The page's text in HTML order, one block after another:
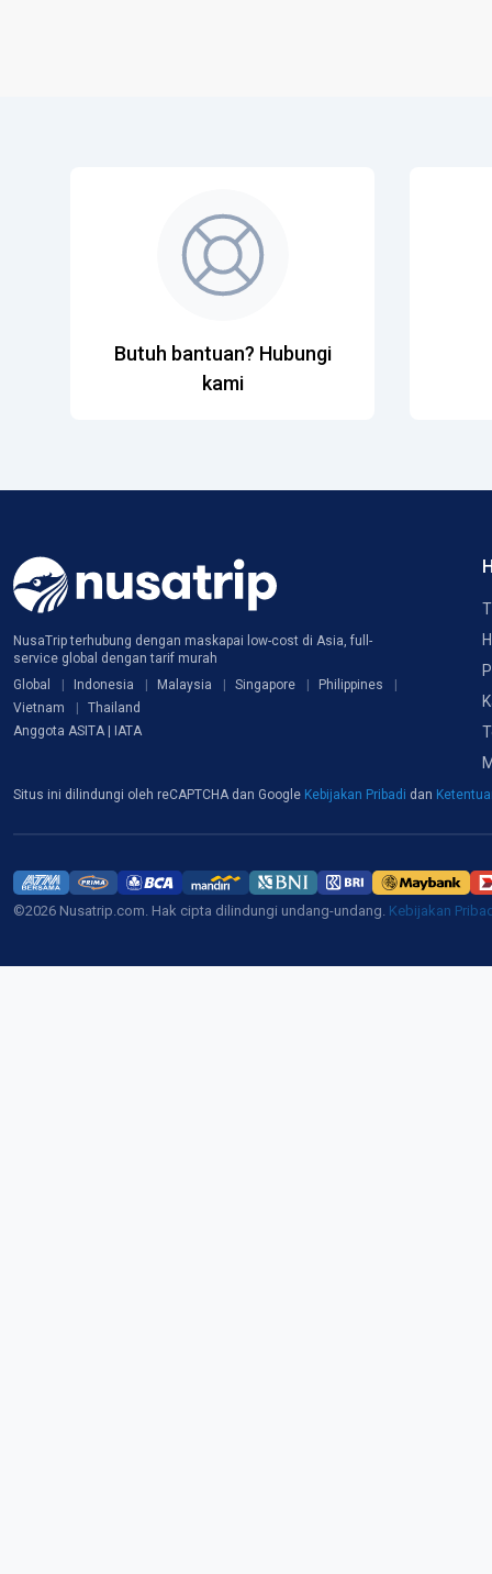
Butuh bantuan? Hubungi
kami
NusaTrip terhubung dengan maskapai low-cost di Asia, full-
service global dengan tarif murah
Global
Indonesia Malaysia Singapore
Philippines
Vietnam
Thailand
Anggota ASITA | IATA
Situs ini dilindungi oleh reCAPTCHA dan Google Kebijakan Pribadi dan
©2026 Nusatrip.com. Hak cipta dilindungi undang-undang. Kebijakan